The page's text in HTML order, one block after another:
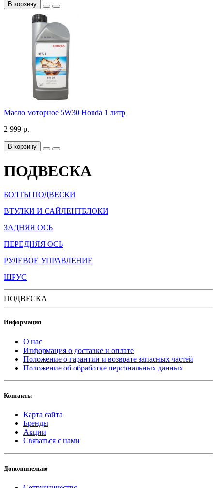
В корзину
Масло моторное 5W30 Honda 1 литр
2 999 р.
В корзину
ПОДВЕСКА
БОЛТЫ ПОДВЕСКИ
ВТУЛКИ И САЙЛЕНТБЛОКИ
ЗАДНЯЯ ОСЬ
ПЕРЕДНЯЯ ОСЬ
РУЛЕВОЕ УПРАВЛЕНИЕ
ШРУС
ПОДВЕСКА
Информация
О нас
Информация о доставке и оплате
Положение о гарантии и возврате запасных частей
Положение об обработке персональных данных
Контакты
Карта сайта
Бренды
Акции
Связаться с нами
Дополнительно